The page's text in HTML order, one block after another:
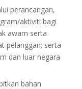
perancangan,
aktiviti bagi
awam serta
pelanggan; serta
dan luar negara
bahan